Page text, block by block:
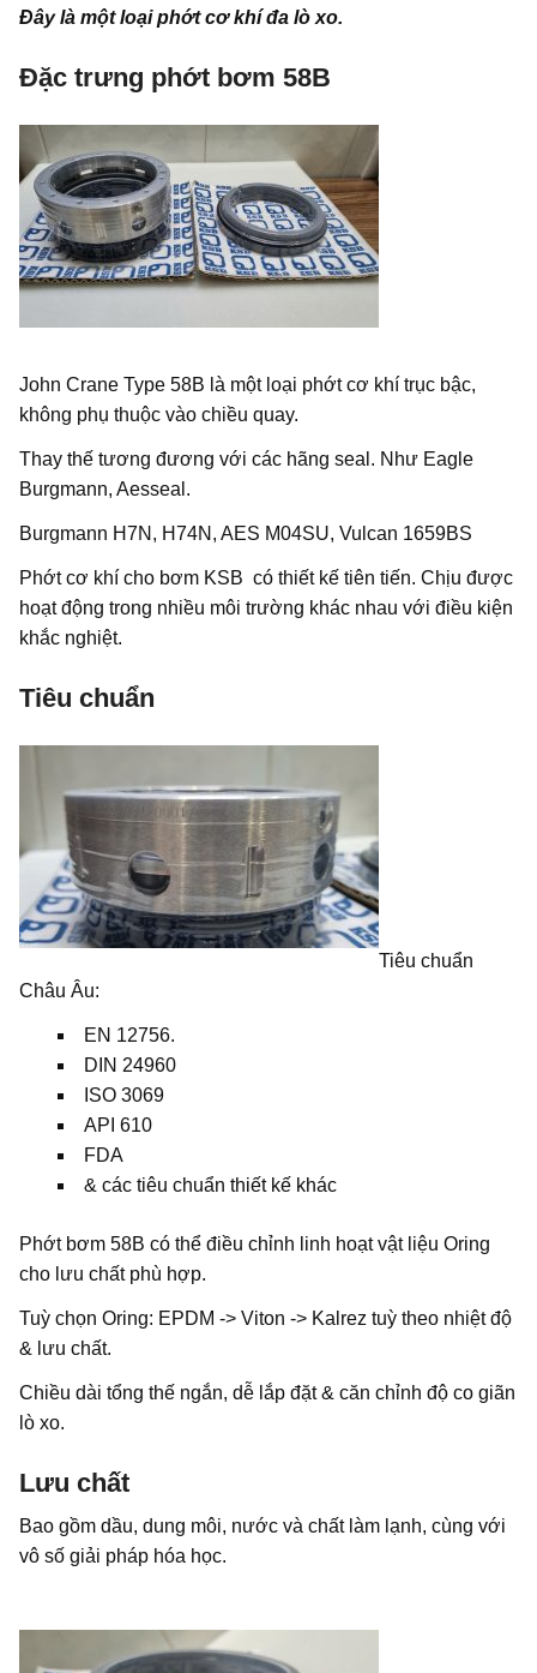
Đây là một loại phớt cơ khí đa lò xo.
Đặc trưng phớt bơm 58B
John Crane Type 58B là một loại phớt cơ khí trục bậc,
không phụ thuộc vào chiều quay.
Thay thế tương đương với các hãng seal. Như Eagle
Burgmann, Aesseal.
Burgmann H7N, H74N, AES M04SU, Vulcan 1659BS
Phớt cơ khí cho bơm KSB có thiết kế tiên tiến. Chịu được
hoạt động trong nhiều môi trường khác nhau với điều kiện
khắc nghiệt.
Tiêu chuẩn
Tiêu chuẩn
Châu Âu:
EN 12756.
DIN 24960
ISO 3069
API 610
FDA
& các tiêu chuẩn thiết kế khác
Phớt bơm 58B có thể điều chỉnh linh hoạt vật liệu Oring
cho lưu chất phù hợp.
Tuỳ chọn Oring: EPDM -> Viton -> Kalrez tuỳ theo nhiệt độ
& lưu chất.
Chiều dài tổng thế ngắn, dễ lắp đặt & căn chỉnh độ co giãn
lò xo.
Lưu chất
Bao gồm dầu, dung môi, nước và chất làm lạnh, cùng với
vô số giải pháp hóa học.